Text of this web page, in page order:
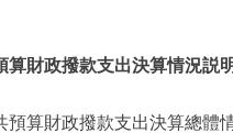
算財政撥款支出決算情況説
預算財政撥款支出決算總體